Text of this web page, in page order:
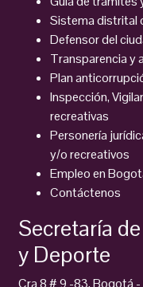
Sistema distrital
Defensor del
Transparencia y
Plan
Inspección,
recreativas
Personería
y/o recreativos
Empleo en
Contáctenos
Secretaría
y Deporte
Cra 8 # 9 -83, Bogotá